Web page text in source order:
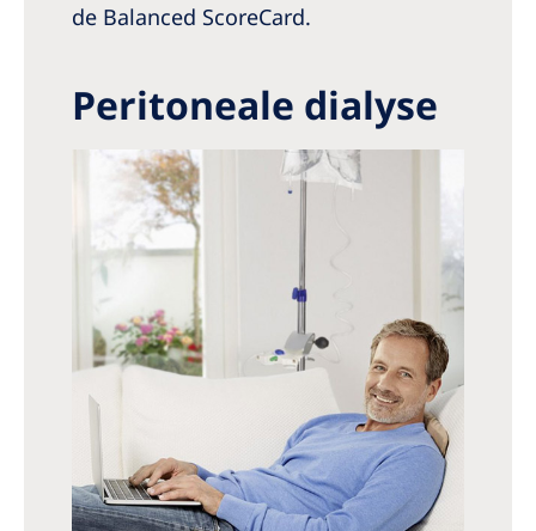
de Balanced ScoreCard.
Peritoneale dialyse